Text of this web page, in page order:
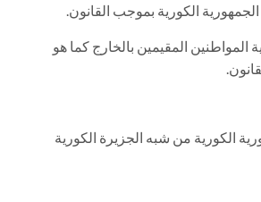
الكورية بموجب القانون.
المواطنين المقيمين بالخارج كما هو
الكورية من شبه الجزيرة الكورية